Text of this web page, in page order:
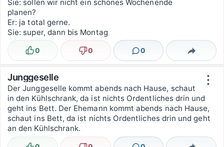
Sie: sollen wir nicht ein schönes Wochenende
planen?
Er: ja total gerne.
Sie: super, dann bis Montag
Lustig
0 Nicht lustig
0 0
Kommentare Teilen
⋮
Junggeselle
Der Junggeselle kommt abends nach Hause, schaut
in den Kühlschrank, da ist nichts Ordentliches drin und
geht ins Bett. Der Ehemann kommt abends nach Hause,
schaut ins Bett, da ist nichts Ordentliches drin und geht
an den Kühlschrank.